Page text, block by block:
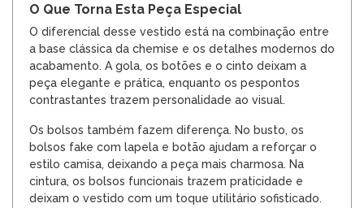
O Que Torna Esta Peça Especial
O diferencial desse vestido está na combinação entre
a base clássica da chemise e os detalhes modernos do
acabamento. A gola, os botões e o cinto deixam a
peça elegante e prática, enquanto os pespontos
contrastantes trazem personalidade ao visual.
Os bolsos também fazem diferença. No busto, os
bolsos fake com lapela e botão ajudam a reforçar o
estilo camisa, deixando a peça mais charmosa. Na
cintura, os bolsos funcionais trazem praticidade e
deixam o vestido com um toque utilitário sofisticado.